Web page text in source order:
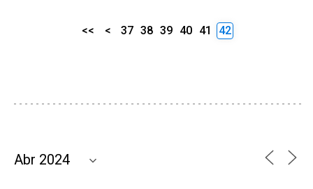
<< < 37 38 39 40 41 42